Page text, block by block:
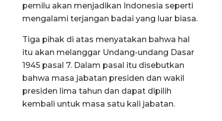
pemilu akan menjadikan Indonesia seperti
mengalami terjangan badai yang luar biasa.
Tiga pihak di atas menyatakan bahwa hal
itu akan melanggar Undang-undang Dasar
1945 pasal 7. Dalam pasal itu disebutkan
bahwa masa jabatan presiden dan wakil
presiden lima tahun dan dapat dipilih
kembali untuk masa satu kali jabatan.